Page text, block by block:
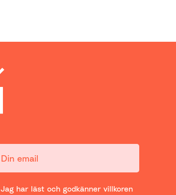
Jag har läst och godkänner villkoren